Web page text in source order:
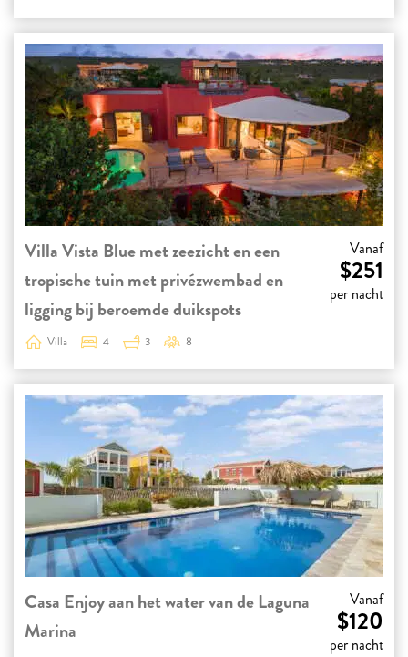
Villa Vista Blue met zeezicht en een
tropische tuin met privézwembad en
ligging bij beroemde duikspots
Vanaf
$251
per nacht
Villa 4 3 8
Casa Enjoy aan het water van de Laguna
Marina
Vanaf
$120
per nacht